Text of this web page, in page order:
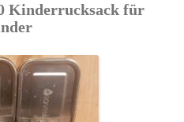
Kinderrucksack für